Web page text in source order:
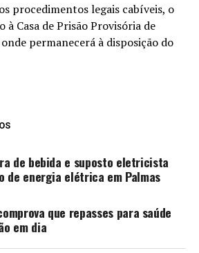
procedimentos legais cabíveis, o
Casa de Prisão Provisória de
permanecerá à disposição do
de bebida e suposto eletricista
de energia elétrica em Palmas
que repasses para saúde
em dia